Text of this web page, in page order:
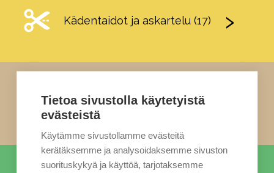
Kädentaidot ja askartelu (17)
Ruoka (5)
Tietoa sivustolla käytetyistä
evästeistä
Käytämme sivustollamme evästeitä
kerätäksemme ja analysoidaksemme sivuston
suorituskykyä ja käyttöä, tarjotaksemme